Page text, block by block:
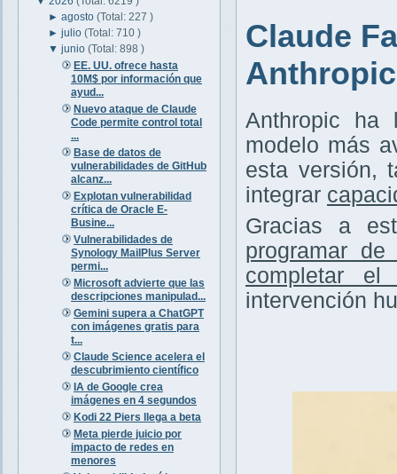
►agosto(Total: 227 )
►julio(Total: 710 )
▼junio(Total: 898 )
EE. UU. ofrece hasta
10M$ por información que
ayud...
Nuevo ataque de Claude
Code permite control total
...
Base de datos de
vulnerabilidades de GitHub
alcanz...
Explotan vulnerabilidad
crítica de Oracle E-
Busine...
Vulnerabilidades de
Synology MailPlus Server
permi...
Microsoft advierte que las
descripciones manipulad...
Gemini supera a ChatGPT
con imágenes gratis para
t...
Claude Science acelera el
descubrimiento científico
IA de Google crea
imágenes en 4 segundos
Kodi 22 Piers llega a beta
Meta pierde juicio por
impacto de redes en
menores
Claude
Anthropic
Anthropic ha
modelo más
esta versión,
integrar
Gracias a
programar de
completar el
intervención